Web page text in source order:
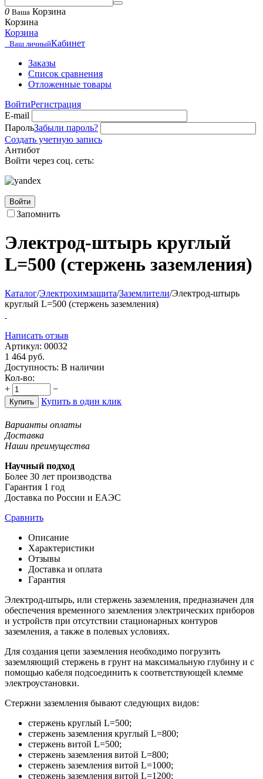
0 Ваша Корзина
Корзина
Корзина
Ваш личныйКабинет
Заказы
Список сравнения
Отложенные товары
ВойтиРегистрация
E-mail
ПарольЗабыли пароль?
Создать учетную запись
Антибот
Войти через соц. сеть:
Войти
Запомнить
Электрод-штырь круглый
L=500 (стержень заземления)
Каталог/Электрохимзащита/Заземлители/Электрод-штырь
круглый L=500 (стержень заземления)
Написать отзыв
Артикул: 00032
1 464 руб.
Доступность: В наличии
Кол-во:
+
−
Купить Купить в один клик
Варианты оплаты
Доставка
Наши преимущества
Научный подход
Более 30 лет производства
Гарантия 1 год
Доставка по России и ЕАЭС
Сравнить
Описание
Характеристики
Отзывы
Доставка и оплата
Гарантия
Электрод-штырь, или стержень заземления, предназначен для
обеспечения временного заземления электрических приборов
и устройств при отсутствии стационарных контуров
заземления, а также в полевых условиях.
Для создания цепи заземления необходимо погрузить
заземляющий стержень в грунт на максимальную глубину и с
помощью кабеля подсоединить к соответствующей клемме
электроустановки.
Стержни заземления бывают следующих видов:
стержень круглый L=500;
стержень заземления круглый L=800;
стержень витой L=500;
стержень заземления витой L=800;
стержень заземления витой L=1000;
стержень заземления витой L=1200;